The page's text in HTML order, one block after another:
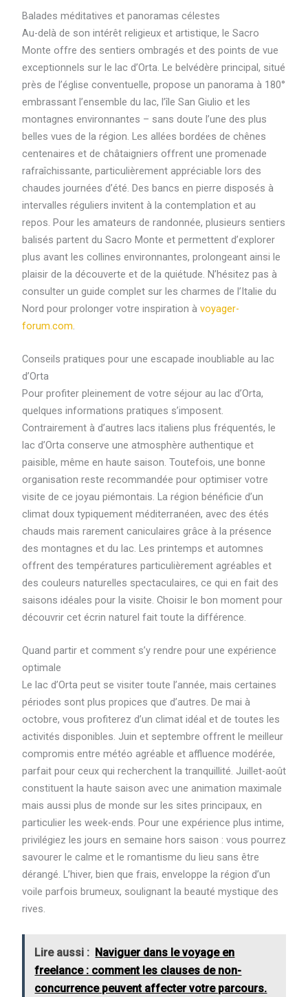
Balades méditatives et panoramas célestes
Au-delà de son intérêt religieux et artistique, le Sacro
Monte offre des sentiers ombragés et des points de vue
exceptionnels sur le lac d’Orta. Le belvédère principal, situé
près de l’église conventuelle, propose un panorama à 180°
embrassant l’ensemble du lac, l’île San Giulio et les
montagnes environnantes – sans doute l’une des plus
belles vues de la région. Les allées bordées de chênes
centenaires et de châtaigniers offrent une promenade
rafraîchissante, particulièrement appréciable lors des
chaudes journées d’été. Des bancs en pierre disposés à
intervalles réguliers invitent à la contemplation et au
repos. Pour les amateurs de randonnée, plusieurs sentiers
balisés partent du Sacro Monte et permettent d’explorer
plus avant les collines environnantes, prolongeant ainsi le
plaisir de la découverte et de la quiétude. N’hésitez pas à
consulter un guide complet sur les charmes de l’Italie du
Nord pour prolonger votre inspiration à voyager-
forum.com.
Conseils pratiques pour une escapade inoubliable au lac
d’Orta
Pour profiter pleinement de votre séjour au lac d’Orta,
quelques informations pratiques s’imposent.
Contrairement à d’autres lacs italiens plus fréquentés, le
lac d’Orta conserve une atmosphère authentique et
paisible, même en haute saison. Toutefois, une bonne
organisation reste recommandée pour optimiser votre
visite de ce joyau piémontais. La région bénéficie d’un
climat doux typiquement méditerranéen, avec des étés
chauds mais rarement caniculaires grâce à la présence
des montagnes et du lac. Les printemps et automnes
offrent des températures particulièrement agréables et
des couleurs naturelles spectaculaires, ce qui en fait des
saisons idéales pour la visite. Choisir le bon moment pour
découvrir cet écrin naturel fait toute la différence.
Quand partir et comment s’y rendre pour une expérience
optimale
Le lac d’Orta peut se visiter toute l’année, mais certaines
périodes sont plus propices que d’autres. De mai à
octobre, vous profiterez d’un climat idéal et de toutes les
activités disponibles. Juin et septembre offrent le meilleur
compromis entre météo agréable et affluence modérée,
parfait pour ceux qui recherchent la tranquillité. Juillet-août
constituent la haute saison avec une animation maximale
mais aussi plus de monde sur les sites principaux, en
particulier les week-ends. Pour une expérience plus intime,
privilégiez les jours en semaine hors saison : vous pourrez
savourer le calme et le romantisme du lieu sans être
dérangé. L’hiver, bien que frais, enveloppe la région d’un
voile parfois brumeux, soulignant la beauté mystique des
rives.
Lire aussi : Naviguer dans le voyage en
freelance : comment les clauses de non-
concurrence peuvent affecter votre parcours.